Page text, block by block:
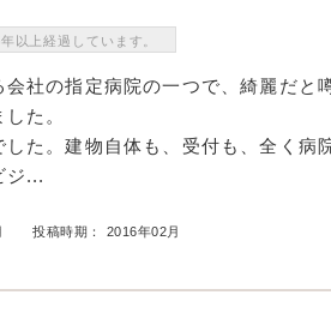
以上経過しています。
会社の指定病院の一つで、綺麗だと
た。
た。建物自体も、受付も、全く病
ジ...
投稿時期： 2016年02月